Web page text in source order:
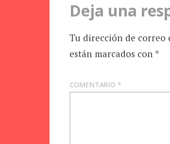
entrada
Deja una
Tu dirección de correo
están marcados con *
COMENTARIO *